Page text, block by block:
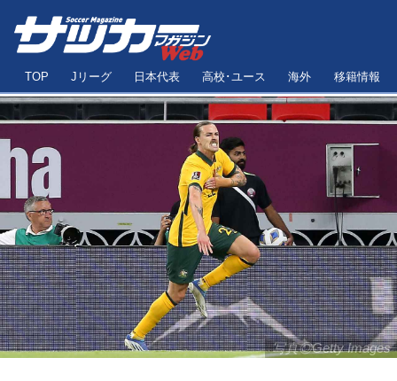
TOP Jリーグ 日本代表 高校･ユース 海外 移籍情報
写真◎Getty Images